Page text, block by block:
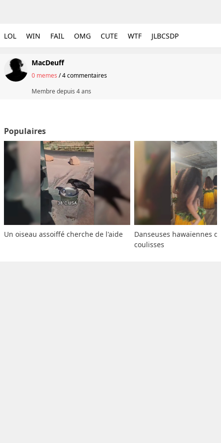
LOL WIN FAIL OMG CUTE WTF JLBCSDP
MacDeuff
0 memes /4 commentaires
Membre depuis 4 ans
Populaires
Un oiseau assoiffé cherche de l'aide
Danseuses hawaïennes
coulisses